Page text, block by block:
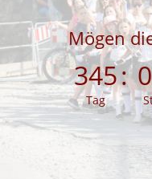
Mögen
345
Tag
: